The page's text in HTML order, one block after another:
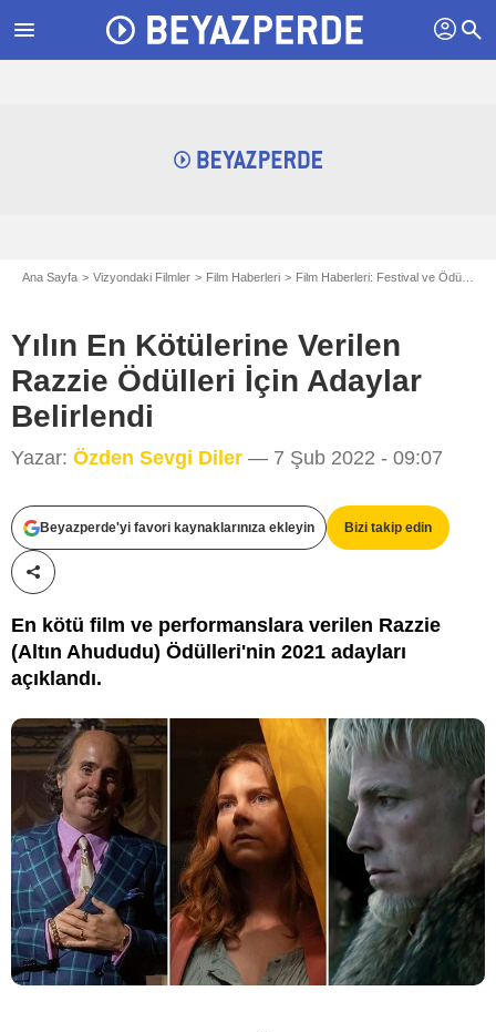
menu profil search
Ana Sayfa Vizyondaki Filmler Film Haberleri Film Haberleri: Festival ve Ödüller
Yılın En Kötülerine Verilen
Razzie Ödülleri İçin Adaylar
Belirlendi
Yazar: Özden Sevgi Diler — 7 Şub 2022 - 09:07
Beyazperde'yi favori kaynaklarınıza ekleyin Bizi takip edin
Paylaş!
En kötü film ve performanslara verilen Razzie
(Altın Ahududu) Ödülleri'nin 2021 adayları
açıklandı.